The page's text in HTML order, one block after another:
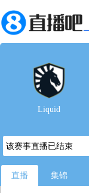
Liquid
该赛事直播已结束
直播 集锦